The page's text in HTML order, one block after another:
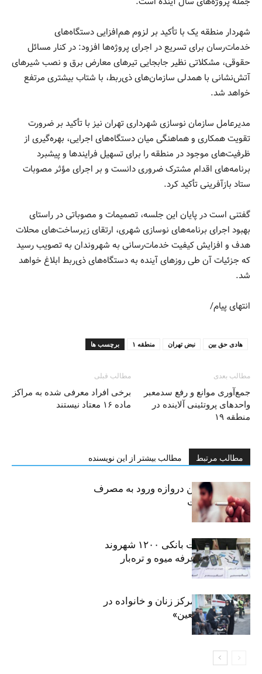
شهردار منطقه یک با تأکید بر لزوم هم‌افزایی دستگاه‌های
خدمات‌رسان برای تسریع در اجرای پروژه‌ها افزود: در کنار مسائل
حقوقی، مشکلاتی نظیر جابجایی تیرهای معارض برق و نصب شیرهای
آتش‌نشانی با همدلی سازمان‌های ذی‌ربط، با شتاب بیشتری مرتفع
خواهد شد.
مدیرعامل سازمان نوسازی شهرداری تهران نیز با تأکید بر ضرورت
تقویت همکاری و هماهنگی میان دستگاه‌های اجرایی، بهره‌گیری از
ظرفیت‌های موجود در منطقه را برای تسهیل فرایندها و پیشبرد
برنامه‌های اقدام مشترک ضروری دانست و بر اجرای مؤثر مصوبات
ستاد بازآفرینی تأکید کرد.
گفتنی است در پایان این جلسه، تصمیمات و مصوباتی در راستای
بهبود اجرای برنامه‌های نوسازی شهری، ارتقای زیرساخت‌های محلات
هدف و افزایش کیفیت خدمات‌رسانی به شهروندان به تصویب رسید
که جزئیات آن طی روزهای آینده به دستگاه‌های ذی‌ربط ابلاغ خواهد
شد.
انتهای پیام/
برچسب ها منطقه ۱ نبض تهران هادی حق بین
مطالب قبلی
برخی افراد معرفی شده به مراکز
ماده ۱۶ معتاد نیستند
مطالب بعدی
جمع‌آوری موانع و رفع سدمعبر
واحدهای پروتئینی آلاینده در
منطقه ۱۹
مطالب مرتبط مطالب بیشتر از این نویسنده
سیگار، مهمترین دروازه ورود به مصرف
موادمخدر است
افشای اطلاعات بانکی ۱۲۰۰ شهروند
تهرانی در یک غرفه میوه و تره‌بار
روایت حضور مرکز زنان و خانواده در
«جاماندگان اربعین»